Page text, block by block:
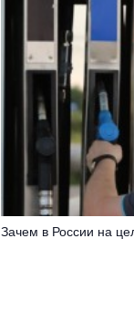
Зачем в России на